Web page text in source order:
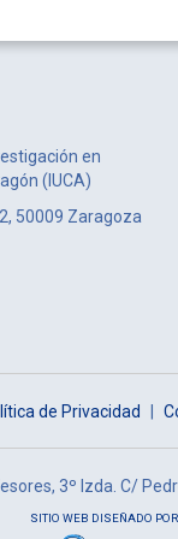
en
(IUCA)
50009 Zaragoza
de Privacidad
3º Izda. C/
SITIO WEB DISEÑADO POR